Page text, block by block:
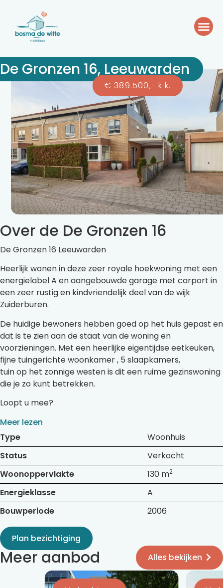
De Gronzen 16, Leeuwarden
Over de De Gronzen 16
De Gronzen 16 Leeuwarden
Heerlijk wonen in deze zeer royale hoekwoning met een
energielabel A en aangebouwde garage met carport in
een zeer rustig en kindvriendelijk deel van de wijk
Zuiderburen.
De huidige bewoners hebben goed op het huis gepast en
dat is te zien aan de staat van de woning en
voorzieningen. Met een heerlijke eigentijdse eetkeuken,
fijne tuingerichte woonkamer , 5 slaapkamers,
tuin op het zonnige westen is dit een ruime gezinswoning
die je zo kunt betrekken.
Loopt u mee?
Meer lezen
Type
Woonhuis
Status
Verkocht
Woonoppervlakte
130 m2
Energieklasse
A
Bouwperiode
2006
Plan bezichtiging
Meer aanbod
Alles bekijken
Bekijk
Bekijk